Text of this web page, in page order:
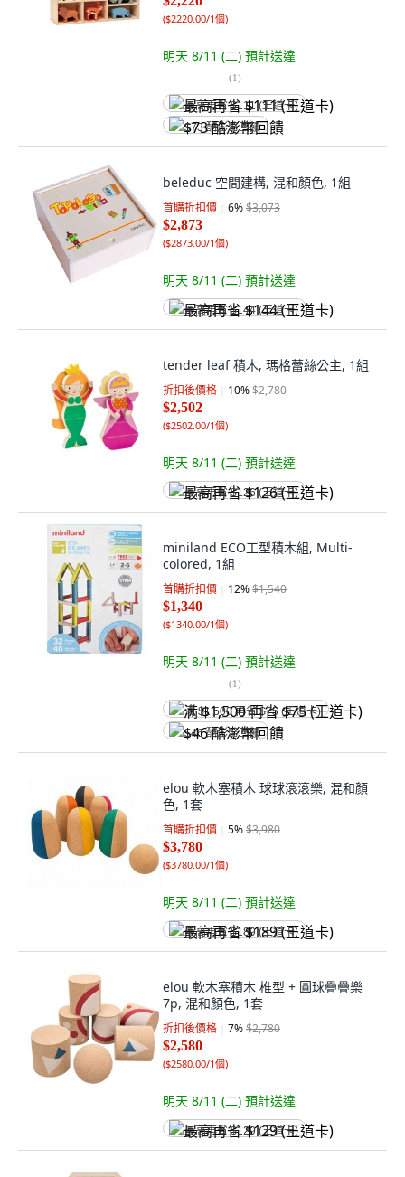
($2220.00/1個)
明天 8/11 (二) 預計送達
(1)
最高再省 $111 (王道卡)
$73 酷澎幣回饋
beleduc 空間建構, 混和顏色, 1組
首購折扣價 6%$3,073
$2,873
($2873.00/1個)
明天 8/11 (二) 預計送達
最高再省 $144 (王道卡)
tender leaf 積木, 瑪格蕾絲公主, 1組
折扣後價格 10%$2,780
$2,502
($2502.00/1個)
明天 8/11 (二) 預計送達
最高再省 $126 (王道卡)
miniland ECO工型積木組, Multi-
colored, 1組
首購折扣價 12%$1,540
$1,340
($1340.00/1個)
明天 8/11 (二) 預計送達
(1)
满 $1,500 再省 $75 (王道卡)
$46 酷澎幣回饋
elou 軟木塞積木 球球滾滾樂, 混和顏
色, 1套
首購折扣價 5%$3,980
$3,780
($3780.00/1個)
明天 8/11 (二) 預計送達
最高再省 $189 (王道卡)
elou 軟木塞積木 椎型 + 圓球疊疊樂
7p, 混和顏色, 1套
折扣後價格 7%$2,780
$2,580
($2580.00/1個)
明天 8/11 (二) 預計送達
最高再省 $129 (王道卡)